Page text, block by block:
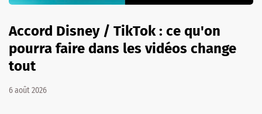
Accord Disney / TikTok : ce qu'on
pourra faire dans les vidéos change
tout
6 août 2026